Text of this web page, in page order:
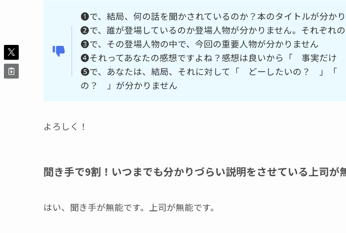
❶で、結局、何の話を聞かされているのか？本のタイトルが分か
❷で、誰が登場しているのか登場人物が分かりません。それぞれ
❸で、その登場人物の中で、今回の重要人物が分かりません
❹それってあなたの感想ですよね？感想は良いから「 事実だけ
❺で、あなたは、結局、それに対して「 どーしたいの？ 」「
の？ 」が分かりません
よろしく！
聞き手で9割！いつまでも分かりづらい説明をさせている上司が
はい、聞き手が無能です。上司が無能です。